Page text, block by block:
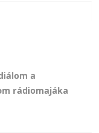
a
rádiomajáka